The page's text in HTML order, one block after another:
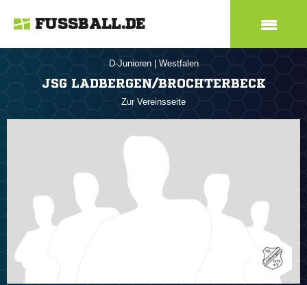
FUSSBALL.DE
D-Junioren Westfalen
JSG LADBERGEN/BROCHTERBECK
Zur Vereinsseite